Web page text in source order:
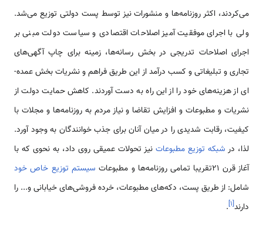
می‌کردند، اکثر روزنامه‌ها و منشورات نیز توسط پست دولتی توزیع می‌شد.
ولی با اجرای موفقیت آمیز اصلاحات اقتصادی و سیاست دولت مبنی بر
اجرای اصلاحات تدریجی در بخش رسانه‌ها، زمینه برای چاپ آگهی­‌های
تجاری و تبلیغاتی و کسب درآمد از این طریق فراهم و نشریات بخش عمده‌­
ای از هزینه­‌های خود را از این راه به دست آوردند. کاهش حمایت دولت از
نشریات و مطبوعات و افزایش تقاضا و نیاز مردم به روزنامه‌ها و مجلات با
کیفیت، رقابت شدیدی را در میان آنان برای جذب خوانندگان به وجود آورد.
لذا، در شبکه توزیع مطبوعات نیز تحولات عمیقی روی داد، به نحوی که با
آغاز قرن 21تقریبا تمامی روزنامه‌ها و مطبوعات
سیستم توزیع خاص خود
شامل: از طریق پست، دکه­‌های مطبوعات، خرده فروشی­‌های خیابانی و... را
دارند[۱]
.